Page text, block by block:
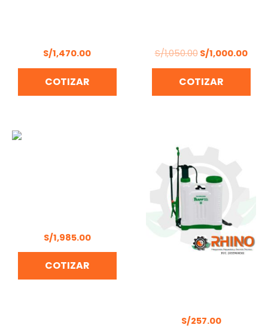
S/1,470.00
COTIZAR
S/1,050.00 S/1,000.00
COTIZAR
S/1,985.00
COTIZAR
S/257.00